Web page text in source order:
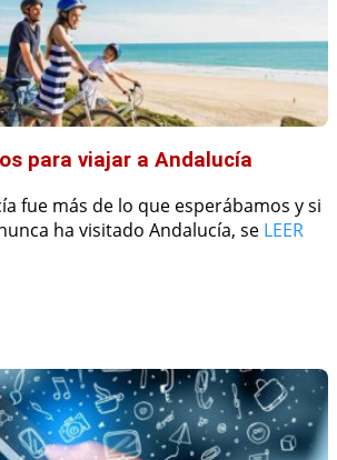
para viajar a Andalucía
fue más de lo que esperábamos y si
ha visitado Andalucía, se LEER